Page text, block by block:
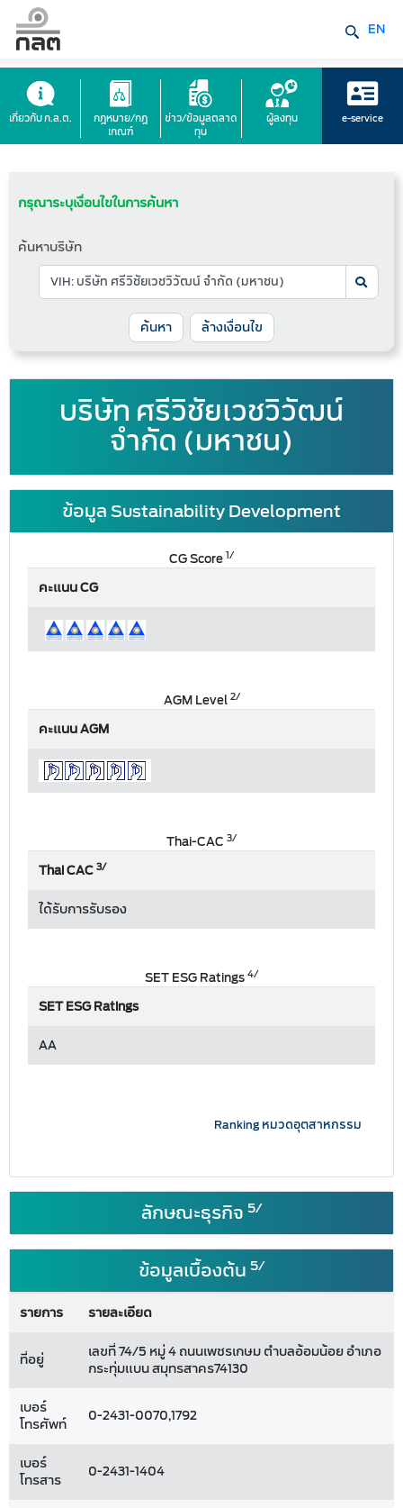
EN
เกี่ยวกับ ก.ล.ต.
กฎหมาย/กฎ
เกณฑ์
ข่าว/ข้อมูลตลาด
ทุน
ผู้ลงทุน e-service
กรุณาระบุเงื่อนไขในการค้นหา
ค้นหาบริษัท
ล้างเงื่อนไข
บริษัท ศรีวิชัยเวชวิวัฒน์
จำกัด (มหาชน)
ข้อมูล Sustainability Development
CG Score1/
คะแนน CG
AGM Level2/
คะแนน AGM
Thai-CAC 3/
Thai CAC3/
ได้รับการรับรอง
SET ESG Ratings4/
SET ESG Ratings
AA
Ranking หมวดอุตสาหกรรม
ลักษณะธุรกิจ 5/
ข้อมูลเบื้องต้น 5/
รายการ รายละเอียด
ที่อยู่
เลขที่ 74/5 หมู่ 4 ถนนเพชรเกษม ตำบลอ้อมน้อย อำเภอ
กระทุ่มแบน สมุทรสาคร74130
เบอร์
โทรศัพท์
0-2431-0070,1792
เบอร์
โทรสาร
0-2431-1404